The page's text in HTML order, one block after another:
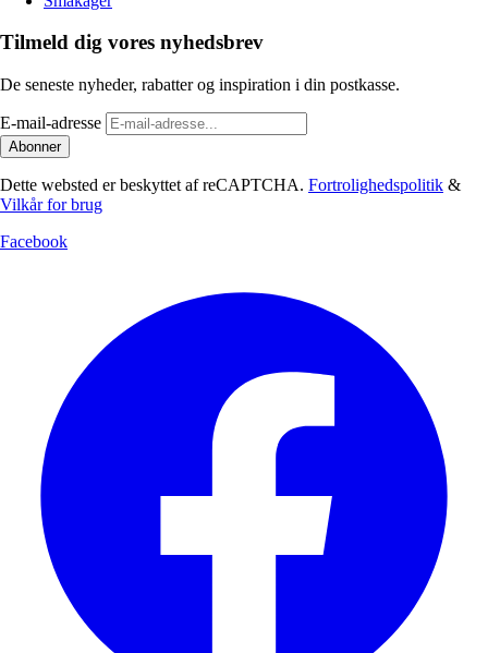
Tilmeld dig vores nyhedsbrev
De seneste nyheder, rabatter og inspiration i din postkasse.
E-mail-adresse
Abonner
Dette websted er beskyttet af reCAPTCHA. Fortrolighedspolitik &
Vilkår for brug
Facebook